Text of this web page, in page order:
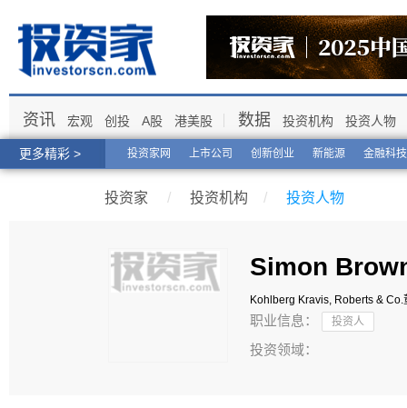
更多精彩 > 投资家网 上市公司 创新创业 新能源 金融科技
资讯 宏观 创投 A股 港美股 数据 投资机构 投资人物
投资家 / 投资机构 / 投资人物
Simon
Kohlberg Kravis, Roberts & Co.
职业信息： 投资人
投资领域：